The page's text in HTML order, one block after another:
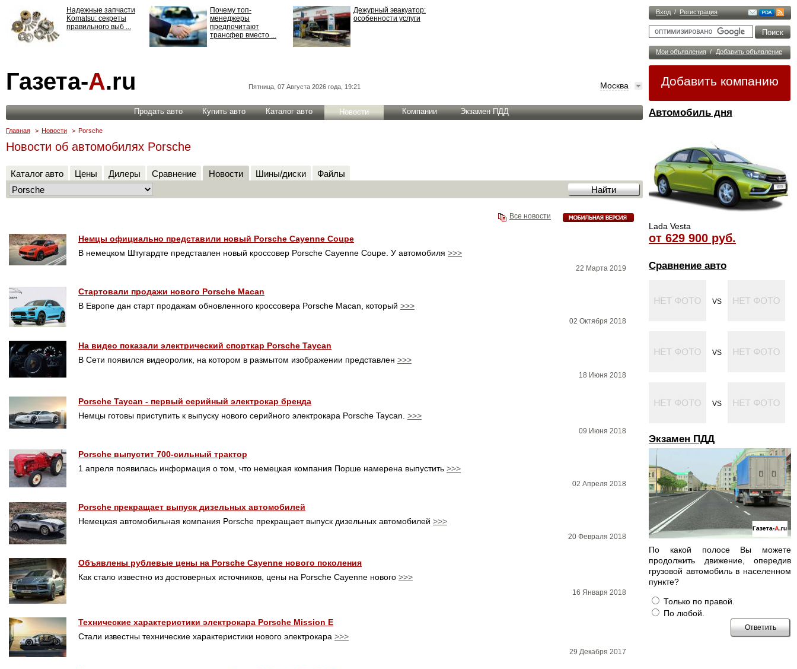
Вход / Регистрация
Мои объявления / Добавить объявление
Добавить компанию
Автомобиль дня
Lada Vesta
от 629 900 руб.
Сравнение авто
VS
VS
VS
Экзамен ПДД
По какой полосе Вы можете
продолжить движение, опередив
грузовой автомобиль в населенном
пункте?
Только по правой.
По любой.
Надежные запчасти
Komatsu: секреты
правильного выб ...
Почему топ-
менеджеры
предпочитают
трансфер вместо ...
Дежурный эвакуатор:
особенности услуги
ответственности: все,
что нужно знать ...
Газета-А.ru Пятница, 07 Августа 2026 года, 19:21 Москва
Продать авто Купить авто Каталог авто Новости Компании Экзамен ПДД
Главная > Новости > Porsche
Новости об автомобилях Porsche
Каталог авто Цены Дилеры Сравнение Новости Шины/диски Файлы
Все новости
Немцы официально представили новый Porsche Cayenne Coupe
В немецком Штугардте представлен новый кроссовер Porsche Cayenne Coupe. У автомобиля >>>
22 Марта 2019
Стартовали продажи нового Porsche Macan
В Европе дан старт продажам обновленного кроссовера Porsche Macan, который >>>
02 Октября 2018
На видео показали электрический спорткар Porsche Taycan
В Сети появился видеоролик, на котором в размытом изображении представлен >>>
18 Июня 2018
Porsche Taycan - первый серийный электрокар бренда
Немцы готовы приступить к выпуску нового серийного электрокара Porsche Taycan. >>>
09 Июня 2018
Porsche выпустит 700-сильный трактор
1 апреля появилась информация о том, что немецкая компания Порше намерена выпустить >>>
02 Апреля 2018
Porsche прекращает выпуск дизельных автомобилей
Немецкая автомобильная компания Porsche прекращает выпуск дизельных автомобилей >>>
20 Февраля 2018
Объявлены рублевые цены на Porsche Cayenne нового поколения
Как стало известно из достоверных источников, цены на Porsche Cayenne нового >>>
16 Января 2018
Технические характеристики электрокара Porsche Mission E
Стали известны технические характеристики нового электрокара >>>
29 Декабря 2017